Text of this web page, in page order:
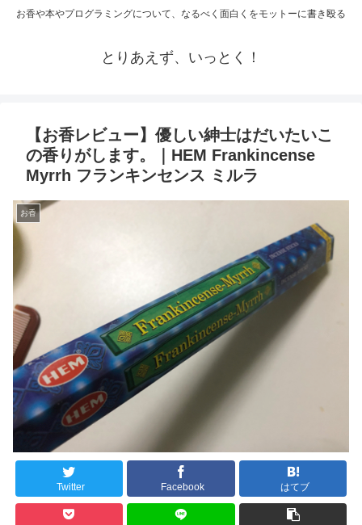
お香や本やプログラミングについて、なるべく面白くをモットーに書き殴る
とりあえず、いっとく！
【お香レビュー】優しい紳士はだいたいこ
の香りがします。｜HEM Frankincense
Myrrh フランキンセンス ミルラ
お香
Twitter Facebook はてブ